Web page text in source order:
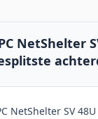
NetShelter
NetShelter SV